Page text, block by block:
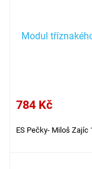
Modul
784 Kč
ES Pečky- Miloš Zajíc